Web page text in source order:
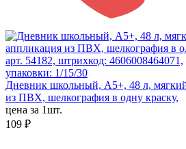
арт. 54182, штрихкод: 4606008464071,
упаковки: 1/15/30
Дневник школьный, А5+, 48 л,
из ПВХ, шелкография в одну краску,
цена за 1шт.
109 ₽